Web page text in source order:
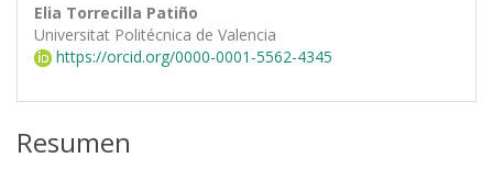
Elia Torrecilla Patiño
Universitat Politécnica de Valencia
https://orcid.org/0000-0001-5562-4345
Resumen